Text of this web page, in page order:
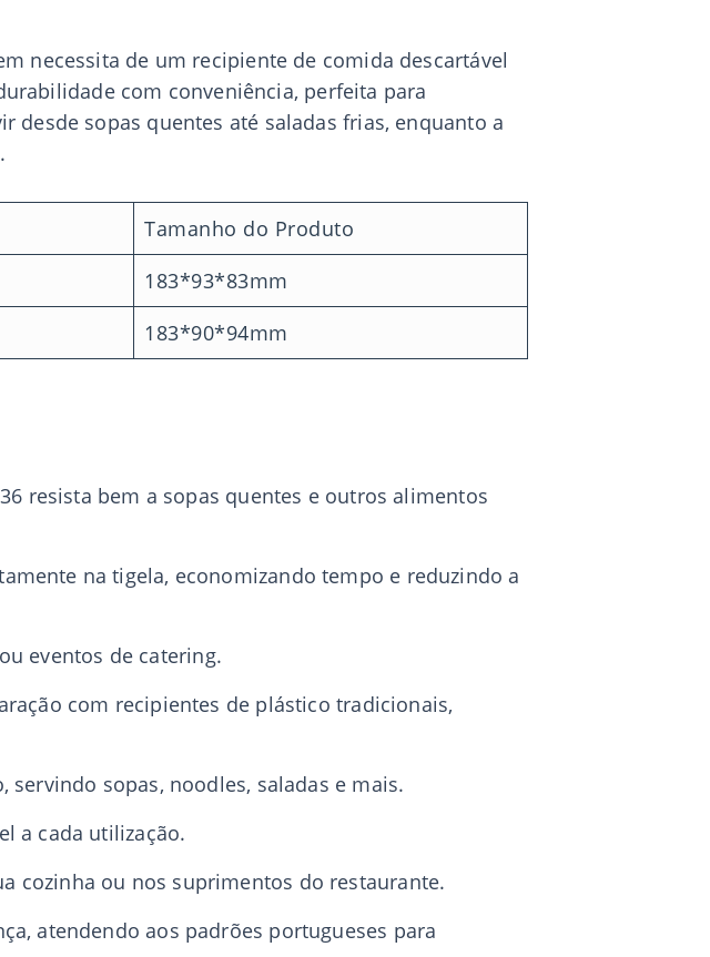
necessita de um recipiente de comida descartável
com conveniência, perfeita para
desde sopas quentes até saladas frias, enquanto a
Tamanho do Produto
183*93*83mm
183*90*94mm
resista bem a sopas quentes e outros alimentos
na tigela, economizando tempo e reduzindo a
eventos de catering.
com recipientes de plástico tradicionais,
sopas, noodles, saladas e mais.
a cada utilização.
cozinha ou nos suprimentos do restaurante.
atendendo aos padrões portugueses para